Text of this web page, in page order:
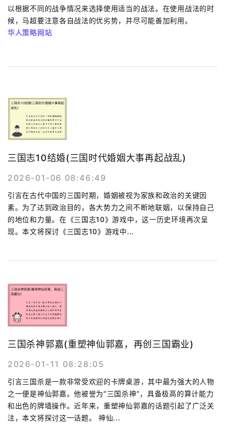
以根据不同的战争情况来选择使用适当的战法。在使用战法的时
候，马超要注意各自战法的优劣势，并尽可能善加利用。
华人策略网站
三国志10结婚(三国时代婚姻大事再起战乱)
2026-01-06 08:46:49
引言在古代中国的三国时期，婚姻被视为家族和政治的关键因
素。为了达到政治目的，各大势力之间不断地联姻，以保持自己
的地位和力量。在《三国志10》游戏中，这一历史环境再次呈
现。本文将探讨《三国志10》游戏中...
三国杀神郭嘉(重塑神仙郭嘉，再创三国霸业)
2026-01-11 08:28:05
引言三国杀是一款非常受欢迎的卡牌桌游，其中最为强大的人物
之一便是神仙郭嘉。他被誉为“三国杀神”，具备极高的算计能力
和出色的牌墙操作。近年来，重塑神仙郭嘉的话题引起了广泛关
注，本文将探讨这一话题。 神仙...